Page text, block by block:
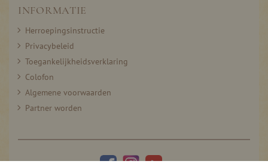
INFORMATIE
Herroepingsinstructie
Privacybeleid
Toegankelijkheidsverklaring
Colofon
Algemene voorwaarden
Partner worden